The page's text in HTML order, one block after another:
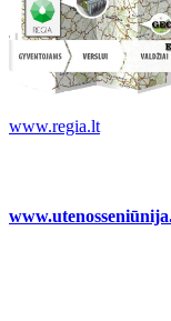
www.regia.lt